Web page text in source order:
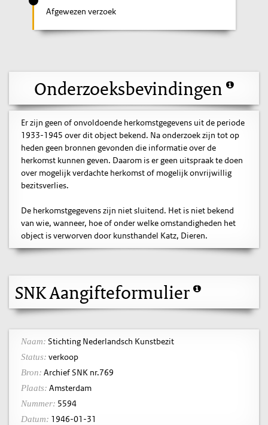
Afgewezen verzoek
Onderzoeksbevindingen
Er zijn geen of onvoldoende herkomstgegevens uit de periode
1933-1945 over dit object bekend. Na onderzoek zijn tot op
heden geen bronnen gevonden die informatie over de
herkomst kunnen geven. Daarom is er geen uitspraak te doen
over mogelijk verdachte herkomst of mogelijk onvrijwillig
bezitsverlies.
De herkomstgegevens zijn niet sluitend. Het is niet bekend
van wie, wanneer, hoe of onder welke omstandigheden het
object is verworven door kunsthandel Katz, Dieren.
SNK Aangifteformulier
Naam: Stichting Nederlandsch Kunstbezit
Status: verkoop
Bron: Archief SNK nr.769
Plaats: Amsterdam
Nummer: 5594
Datum: 1946-01-31